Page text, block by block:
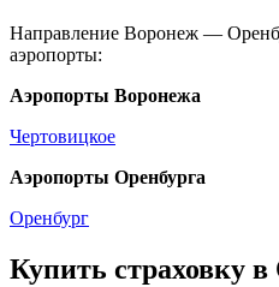
Направление Воронеж —
аэропорты:
Аэропорты Воронежа
Чертовицкое
Аэропорты Оренбурга
Оренбург
Купить страховку в